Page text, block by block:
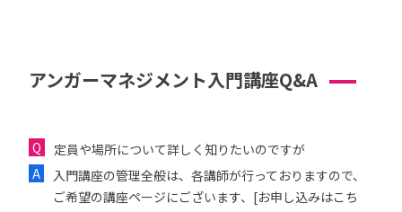
アンガーマネジメント入門講座Q&A
定員や場所について詳しく知りたいのですが
入門講座の管理全般は、各講師が行っておりますので、
ご希望の講座ページにございます、[お申し込みはこち